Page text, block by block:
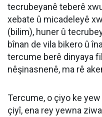
tecrubeyanê teberê
xebate û micadeleyê
(bilim), huner û
bînan de vila bikero û
tercume berê dinyaya
nêşinasnenê, ma rê
Tercume, o çiyo ke
çiyî, ena rey yewna